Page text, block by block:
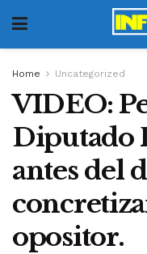
Home Uncategorized
VIDEO:
Diputado
antes del
opositor.